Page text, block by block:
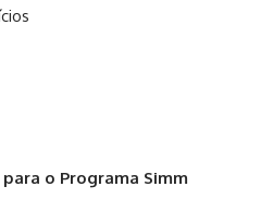
o Programa Simm